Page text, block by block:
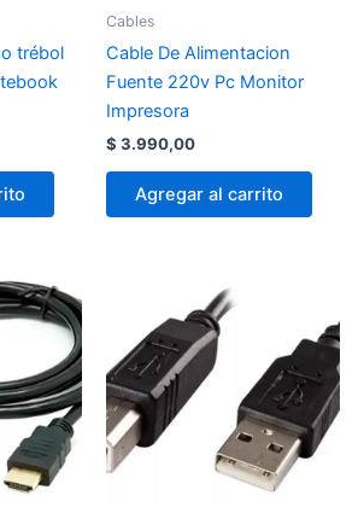
trébol
Cables
Cable De Alimentacion
Fuente 220v Pc Monitor
Impresora
$ 3.990,00
Agregar al carrito